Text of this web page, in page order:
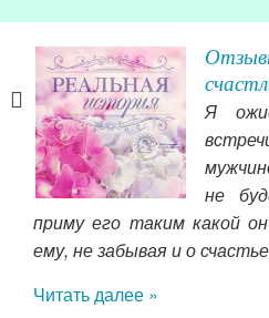
Я
не
приму его таким какой
ему, не забывая и о
Читать далее »